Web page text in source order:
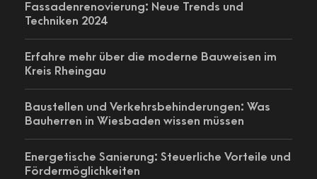
Fassadenrenovierung: Neue Trends und
Techniken 2024
Erfahre mehr über die moderne Bauweisen im
Kreis Rheingau
Baustellen und Verkehrsbehinderungen: Was
Bauherren in Wiesbaden wissen müssen
Energetische Sanierung: Steuerliche Vorteile und
Fördermöglichkeiten